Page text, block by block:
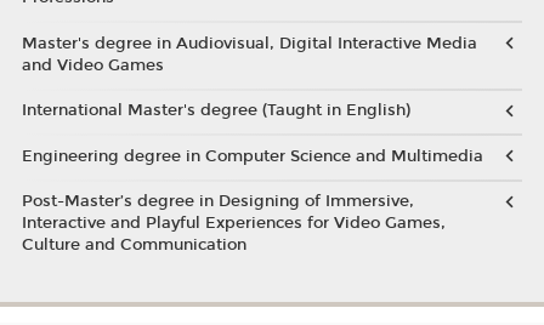
Master's degree in Audiovisual, Digital Interactive Media
and Video Games
International Master's degree (Taught in English)
Engineering degree in Computer Science and Multimedia
Post-Master’s degree in Designing of Immersive,
Interactive and Playful Experiences for Video Games,
Culture and Communication